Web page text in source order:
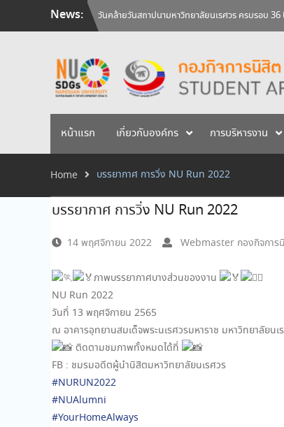
News:
สัมภาษณ์นิสิตเพื่อพิจารณาเข้ารับทุนการศึกษามหาวิทย
ศิษย์เก่าแพทย์ถ่ายทอดความรู้ให้แก่นิสิตปัจจุบัน
หน้าแรก เกี่ยวกับองค์กร การบริหารงาน
Home บรรยากาศ การวิ่ง NU Run 2022
บรรยากาศ การวิ่ง NU Run 2022
14 พฤศจิกายน 2022 Webmaster กองกิจการ
ภาพบรรยากาศบางส่วนของงาน
NU Run 2022
วันที่ 13 พฤศจิกายน 2565
ณ อาคารอุทยานสมเด็จพระนเรศวรมหาราช มหาวิทยาลัยนเ
ติดตามชมภาพทั้งหมดได้ที่
FB : ชมรมอดีตผู้นำนิสิตมหาวิทยาลัยนเรศวร
#NURUN2022
#NUAlumni
#YourHomeAlways